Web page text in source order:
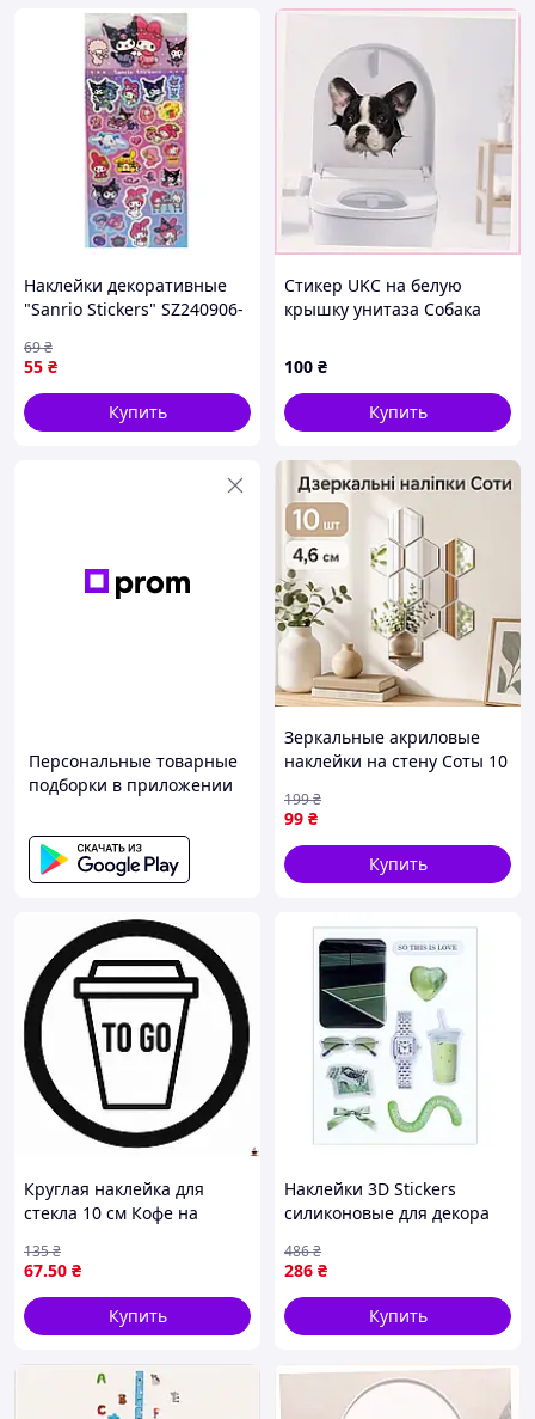
Наклейки декоративные
"Sanrio Stickers" SZ240906-
55 ₴
69₴
Купить
Стикер UKC на белую
крышку унитаза Собака
100 ₴
Купить
Персональные товарные
подборки в приложении
Зеркальные акриловые
наклейки на стену Соты 10
самоклеющийся декор для
гостиной, спальни, кухни,
ванной
99 ₴
199₴
Купить
Круглая наклейка для
стекла 10 см Кофе на
клиентов в кафе
67.50 ₴
135₴
Купить
Наклейки 3D Stickers
силиконовые для декора
разные цвета Green FT-
4176
286 ₴
486₴
Купить